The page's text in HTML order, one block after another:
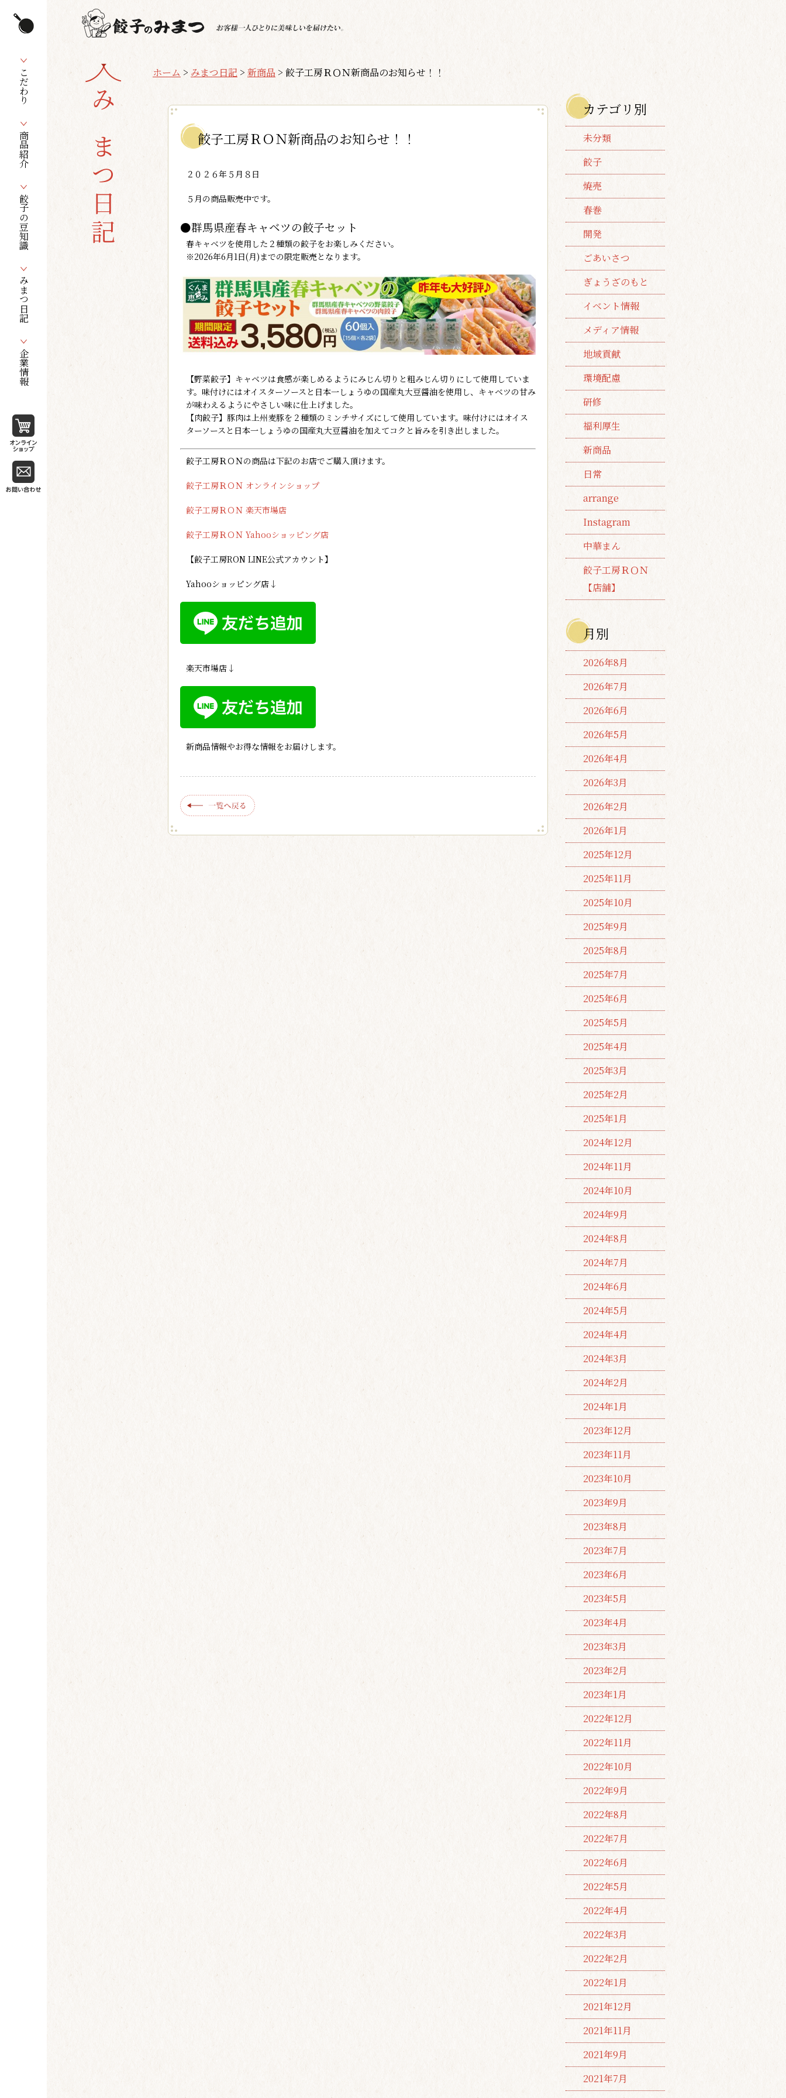
こだわり
商品紹介
餃子の豆知識
みまつ日記
企業情報
みまつ日記
ホーム > みまつ日記 > 新商品 > 餃子工房ＲＯＮ新商品のお知らせ！！
餃子工房ＲＯＮ新商品のお知らせ！！
２０２６年５月８日
５月の商品販売中です。
●群馬県産春キャベツの餃子セット
春キャベツを使用した２種類の餃子をお楽しみください。
※2026年6月1日(月)までの限定販売となります。
【野菜餃子】キャベツは食感が楽しめるようにみじん切りと粗みじん切りにして使用していま
す。味付けにはオイスターソースと日本一しょうゆの国産丸大豆醤油を使用し、キャベツの甘み
が味わえるようにやさしい味に仕上げました。
【肉餃子】豚肉は上州麦豚を２種類のミンチサイズにして使用しています。味付けにはオイス
ターソースと日本一しょうゆの国産丸大豆醤油を加えてコクと旨みを引き出しました。
餃子工房ＲＯＮの商品は下記のお店でご購入頂けます。
餃子工房ＲＯＮ オンラインショップ
餃子工房ＲＯＮ 楽天市場店
餃子工房ＲＯＮ Yahooショッピング店
【餃子工房RON LINE公式アカウント】
Yahooショッピング店↓
楽天市場店↓
新商品情報やお得な情報をお届けします。
カテゴリ別
未分類
餃子
焼売
春巻
開発
ごあいさつ
ぎょうざのもと
イベント情報
メディア情報
地域貢献
環境配慮
研修
福利厚生
新商品
日常
arrange
Instagram
中華まん
餃子工房ＲＯＮ
【店舗】
月別
2026年8月
2026年7月
2026年6月
2026年5月
2026年4月
2026年3月
2026年2月
2026年1月
2025年12月
2025年11月
2025年10月
2025年9月
2025年8月
2025年7月
2025年6月
2025年5月
2025年4月
2025年3月
2025年2月
2025年1月
2024年12月
2024年11月
2024年10月
2024年9月
2024年8月
2024年7月
2024年6月
2024年5月
2024年4月
2024年3月
2024年2月
2024年1月
2023年12月
2023年11月
2023年10月
2023年9月
2023年8月
2023年7月
2023年6月
2023年5月
2023年4月
2023年3月
2023年2月
2023年1月
2022年12月
2022年11月
2022年10月
2022年9月
2022年8月
2022年7月
2022年6月
2022年5月
2022年4月
2022年3月
2022年2月
2022年1月
2021年12月
2021年11月
2021年9月
2021年7月